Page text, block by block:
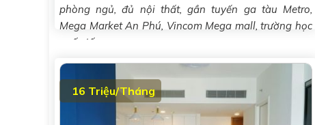
phòng ngủ, đủ nội thất, gần tuyến ga tàu Metro,
Mega Market An Phú, Vincom Mega mall, trường học
quốc tế
16 Triệu/Tháng